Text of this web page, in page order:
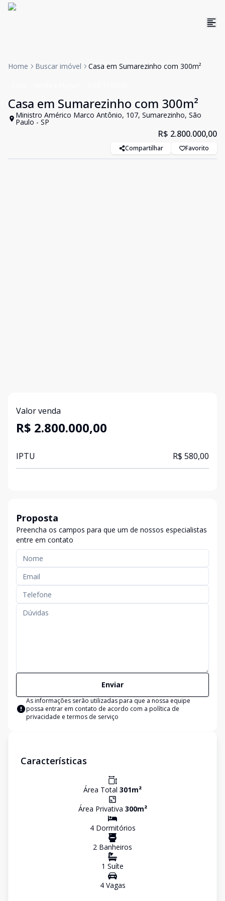
Home Buscar imóvel Casa em Sumarezinho com 300m²
Casa em Sumarezinho com 300m²
Ministro Américo Marco Antônio, 107, Sumarezinho, São
Paulo - SP
R$ 2.800.000,00
Compartilhar Favorito
Valor venda
R$ 2.800.000,00
IPTU R$ 580,00
Proposta
Preencha os campos para que um de nossos especialistas
entre em contato
Enviar
As informações serão utilizadas para que a nossa equipe
possa entrar em contato de acordo com a política de
privacidade e termos de serviço
Características
Área Total 301m²
Área Privativa 300m²
4Dormitórios
2 Banheiros
1 Suíte
4Vagas